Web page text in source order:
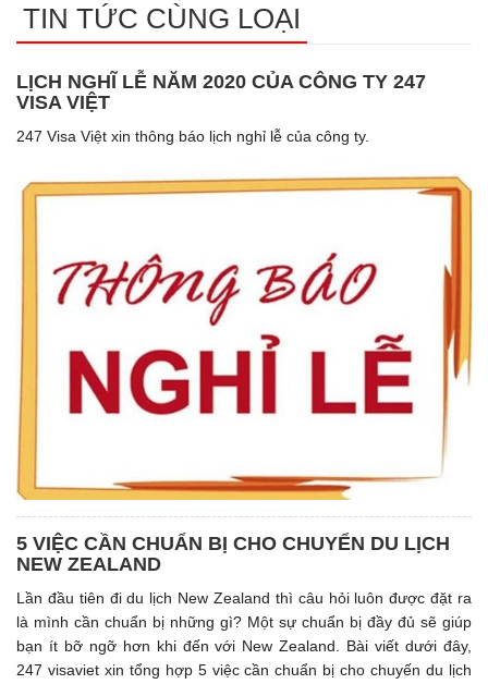
TIN TỨC CÙNG LOẠI
LỊCH NGHĨ LỄ NĂM 2020 CỦA CÔNG TY 247
VISA VIỆT
247 Visa Việt xin thông báo lịch nghỉ lễ của công ty.
5 VIỆC CẦN CHUẨN BỊ CHO CHUYỂN DU LỊCH
NEW ZEALAND
Lần đầu tiên đi du lịch New Zealand thì câu hỏi luôn được đặt ra
là mình cần chuẩn bị những gì? Một sự chuẩn bị đầy đủ sẽ giúp
bạn ít bỡ ngỡ hơn khi đến với New Zealand. Bài viết dưới đây,
247 visaviet xin tổng hợp 5 việc cần chuẩn bị cho chuyến du lịch